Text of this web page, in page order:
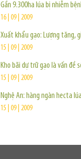
Gần 9.300ha lúa bị nhiễm
16 | 09 | 2009
Xuất khẩu gạo: Lượng tăng,
15 | 09 | 2009
Kho bãi dự trữ gạo là vấn đề
15 | 09 | 2009
Nghệ An: hàng ngàn hecta
15 | 09 | 2009